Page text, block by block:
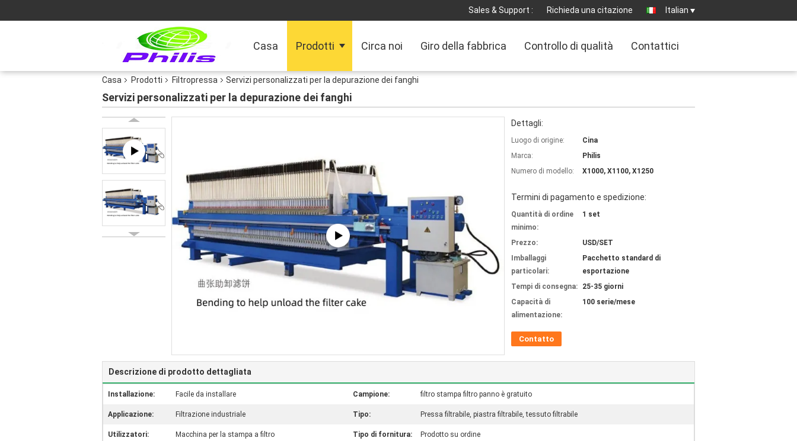
Sales & Support : Richieda una citazione Italian
Casa Prodotti Circa noi Giro della fabbrica Controllo di qualità Contattici
Casa Prodotti Filtropressa Servizi personalizzati per la depurazione dei fanghi
Servizi personalizzati per la depurazione dei fanghi
Dettagli:
Luogo di origine:
Cina
Marca:
Philis
Numero di modello:
X1000, X1100, X1250
Termini di pagamento e spedizione:
Quantità di ordine
minimo:
1 set
Prezzo:
USD/SET
Imballaggi
particolari:
Pacchetto standard di
esportazione
Tempi di consegna:
25-35 giorni
Capacità di
alimentazione:
100 serie/mese
Contatto
Descrizione di prodotto dettagliata
Installazione: Facile da installare Campione: filtro stampa filtro panno è gratuito
Applicazione: Filtrazione industriale Tipo: Pressa filtrabile, piastra filtrabile, tessuto filtrabile
Utilizzatori: Macchina per la stampa a filtro Tipo di fornitura: Prodotto su ordine